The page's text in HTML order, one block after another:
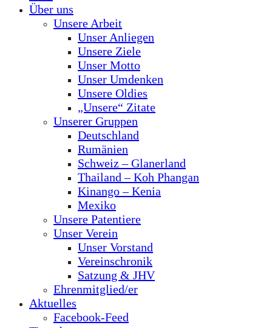
Über uns
Unsere Arbeit
Unser Anliegen
Unsere Ziele
Unser Motto
Unser Umdenken
Unsere Oldies
„Unsere“ Zitate
Unserer Gruppen
Deutschland
Rumänien
Schweiz – Glanerland
Thailand – Koh Phangan
Kinango – Kenia
Mexiko
Unsere Patentiere
Unser Verein
Unser Vorstand
Vereinschronik
Satzung & JHV
Ehrenmitglied/er
Aktuelles
Facebook-Feed